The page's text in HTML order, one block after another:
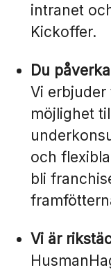
intranet
Kickoffer.
Du
Vi erbjuder
möjlighet
och
bli
Vi är